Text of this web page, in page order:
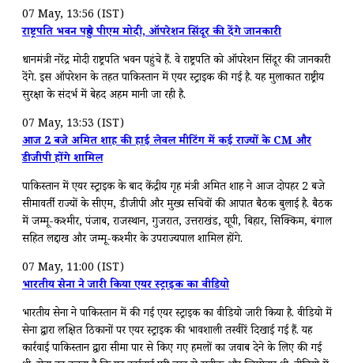
07 May, 13:56 (IST)
राष्ट्रपति भवन पहुंचे पीएम मोदी, ऑपरेशन सिंदूर की देंगे जानकारी
प्रधानमंत्री नरेंद्र मोदी राष्ट्रपति भवन पहुंचे हैं. वे राष्ट्रपति को ऑपरेशन सिंदूर की जानकारी
देंगे. इस ऑपरेशन के तहत पाकिस्तान में एयर स्ट्राइक की गई है. यह मुलाकात राष्ट्रीय
सुरक्षा के संदर्भ में बेहद अहम मानी जा रही है.
07 May, 13:53 (IST)
आज 2 बजे अमित शाह की हाई लेवल मीटिंग में कई राज्यों के CM और
डीजीपी होंगे शामिल
पाकिस्तान में एयर स्ट्राइक के बाद केंद्रीय गृह मंत्री अमित शाह ने आज दोपहर 2 बजे
सीमावर्ती राज्यों के सीएम, डीजीपी और मुख्य सचिवों की आपात बैठक बुलाई है. बैठक
में जम्मू-कश्मीर, पंजाब, राजस्थान, गुजरात, उत्तराखंड, यूपी, बिहार, सिक्किम, बंगाल
सहित लद्दाख और जम्मू-कश्मीर के उपराज्यपाल शामिल होंगे.
07 May, 11:00 (IST)
भारतीय सेना ने जारी किया एयर स्ट्राइक का वीडियो
भारतीय सेना ने पाकिस्तान में की गई एयर स्ट्राइक का वीडियो जारी किया है. वीडियो में
सेना द्वारा लक्षित ठिकानों पर एयर स्ट्राइक की प्रभावशाली तस्वीरें दिखाई गई हैं. यह
कार्रवाई पाकिस्तान द्वारा सीमा पार से किए गए हमलों का जवाब देने के लिए की गई